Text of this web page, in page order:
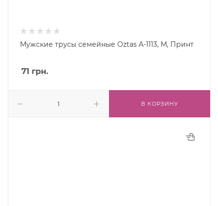
Мужские трусы семейные Oztas A-1113, M, Принт
71 грн.
В КОРЗИНУ